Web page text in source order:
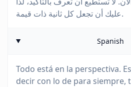
عليك أن تجعل كل ثانية ذات قيمة.
Spanish
Todo está en la perspectiva.
decir con lo de para siempre,